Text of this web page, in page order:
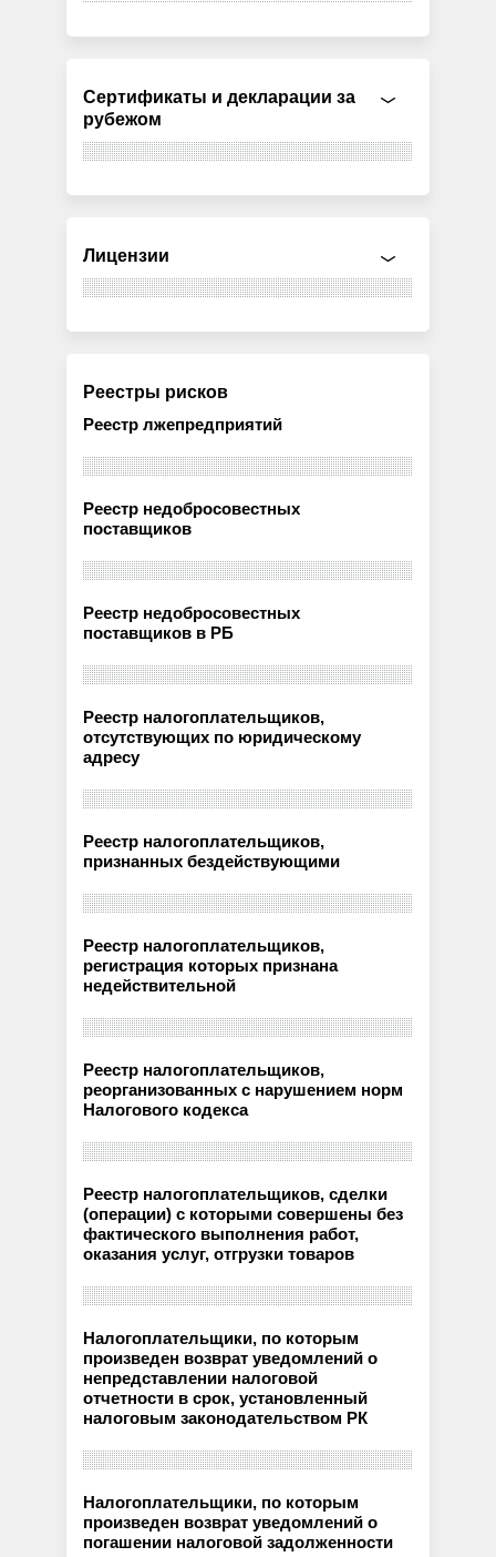
Сертификаты и декларации за
рубежом
Лицензии
Реестры рисков
Реестр лжепредприятий
Реестр недобросовестных
поставщиков
Реестр недобросовестных
поставщиков в РБ
Реестр налогоплательщиков,
отсутствующих по юридическому
адресу
Реестр налогоплательщиков,
признанных бездействующими
Реестр налогоплательщиков,
регистрация которых признана
недействительной
Реестр налогоплательщиков,
реорганизованных с нарушением норм
Налогового кодекса
Реестр налогоплательщиков, сделки
(операции) с которыми совершены без
фактического выполнения работ,
оказания услуг, отгрузки товаров
Налогоплательщики, по которым
произведен возврат уведомлений о
непредставлении налоговой
отчетности в срок, установленный
налоговым законодательством РК
Налогоплательщики, по которым
произведен возврат уведомлений о
погашении налоговой задолженности